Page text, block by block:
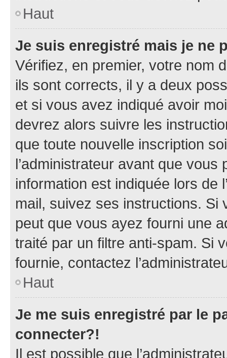
Haut
Je suis enregistré mais je ne
Vérifiez, en premier, votre nom
ils sont corrects, il y a deux
et si vous avez indiqué avoir
devrez alors suivre les
que toute nouvelle inscription
l’administrateur avant que
information est indiquée lors de
mail, suivez ses instructions. Si
peut que vous ayez fourni une
traité par un filtre anti-spam. Si
fournie, contactez
Haut
Je me suis enregistré par le
connecter?!
Il est possible que